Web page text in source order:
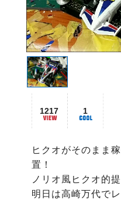
1217 1
ヒクオがそのまま
置！
ノリオ風ヒクオ的
明日は高崎万代で